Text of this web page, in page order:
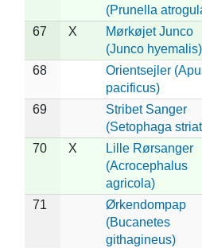
(Prunella
67
X
Mørkøjet Junco
(Junco hyemalis)
68
Orientsejler
pacificus)
69
Stribet Sanger
(Setophaga
70 X
Lille Rørsanger
(Acrocephalus
agricola)
71
Ørkendompap
(Bucanetes
githagineus)